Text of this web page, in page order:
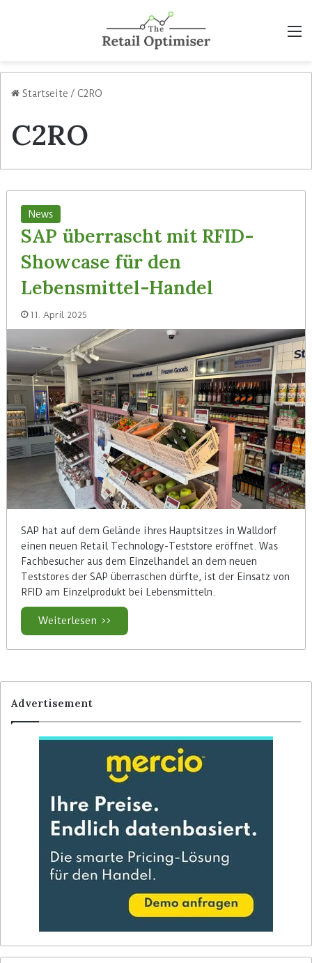
Startseite / C2RO
C2RO
News
SAP überrascht mit RFID-
Showcase für den
Lebensmittel-Handel
11. April 2025
SAP hat auf dem Gelände ihres Hauptsitzes in Walldorf
einen neuen Retail Technology-Teststore eröffnet. Was
Fachbesucher aus dem Einzelhandel an dem neuen
Teststores der SAP überraschen dürfte, ist der Einsatz von
RFID am Einzelprodukt bei Lebensmitteln.
Weiterlesen >>
Advertisement